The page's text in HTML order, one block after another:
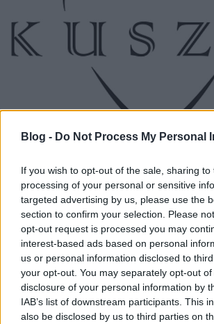
Blog - Do Not Process My Personal
If you wish to opt-out of the sale, sharing
processing of your personal or sensitive
targeted advertising by us, please use the
section to confirm your selection. Please
opt-out request is processed you may
interest-based ads based on personal
us or personal information disclosed to
your opt-out. You may separately opt-out
disclosure of your personal information by
IAB’s list of downstream participants. This
also be disclosed by us to third parties on
Nézd meg a Republic
koncertjét!
Recorder.hu•2018. március 23.
(X) A Petőfi Akusztik következő
legendás Republic együttes lesz. A
letették az elektromos gitárokat és
anyagaiból válogatva családias
adtak. Egy sláger a sok közül már
és -nézhető, csak itt, a Recorderen.